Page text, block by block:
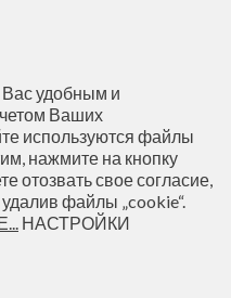
удобным и
Ваших
используются файлы
нажмите на кнопку
отозвать свое согласие,
файлы „cookie“.
НАСТРОЙКИ